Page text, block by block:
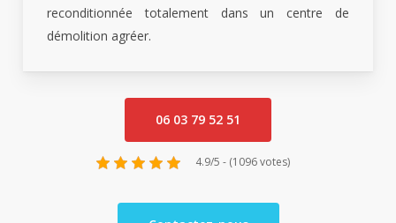
reconditionnée totalement dans un centre de
démolition agréer.
06 03 79 52 51
4.9/5 - (1096 votes)